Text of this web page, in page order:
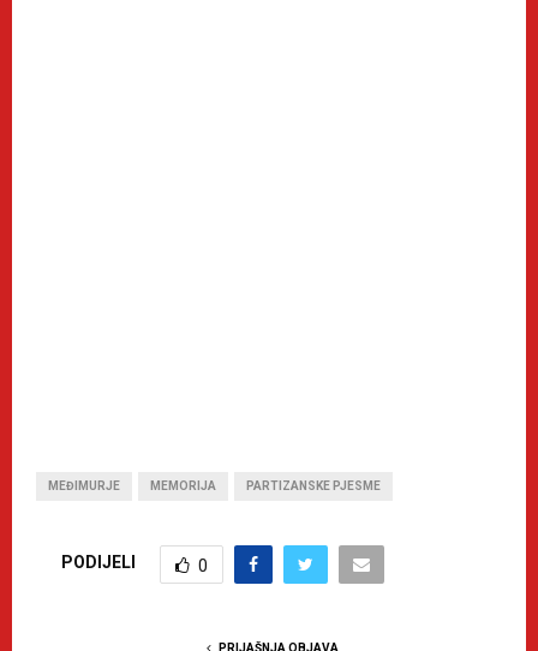
MEĐIMURJE MEMORIJA PARTIZANSKE PJESME
PODIJELI 0
PRIJAŠNJA OBJAVA